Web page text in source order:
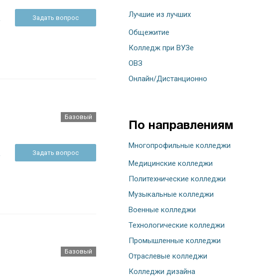
Задать вопрос
Базовый
Задать вопрос
Базовый
Лучшие из лучших
Общежитие
Колледж при ВУЗе
ОВЗ
Онлайн/Дистанционно
По направлениям
Многопрофильные колледжи
Медицинские колледжи
Политехнические колледжи
Музыкальные колледжи
Военные колледжи
Технологические колледжи
Промышленные колледжи
Отраслевые колледжи
Колледжи дизайна